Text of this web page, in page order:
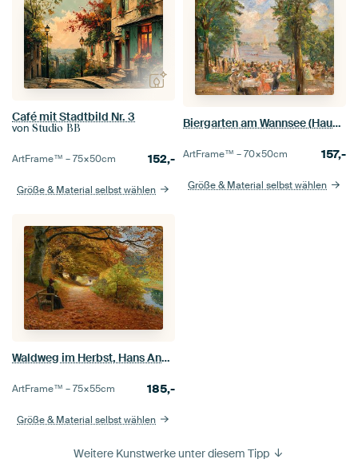
Café mit Stadtbild Nr. 3
von Studio BB
ArtFrame™ –75×50cm 152,-
Größe & Material selbst wählen
Biergarten am Wannsee (Haus am See), Max Liebermann
ArtFrame™ –70×50cm 157,-
Größe & Material selbst wählen
Waldweg im Herbst, Hans Andersen Brendekilde
ArtFrame™ –75×55cm 185,-
Größe & Material selbst wählen
Weitere Kunstwerke unter diesem Tipp